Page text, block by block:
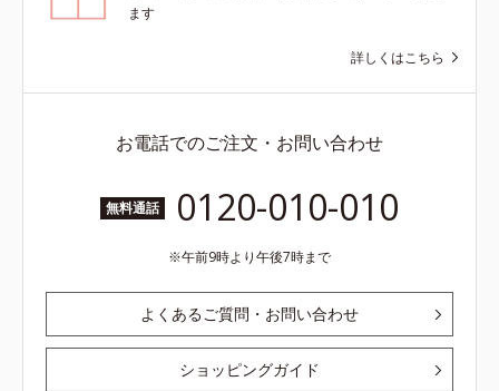
ます
詳しくはこちら
お電話でのご注文・お問い合わせ
無料通話 0120-010-010
午前9時より午後7時まで
よくあるご質問・お問い合わせ
ショッピングガイド